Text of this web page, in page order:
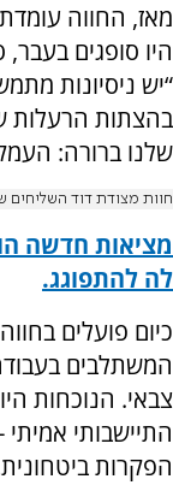
מאז, החווה
היו סופגים
“יש ניסיונות
בהצתות הרעלות
שלנו ברורה:
חוות מצודת דוד השליחים
מציאות חדשה
לה להתפוגג.
כיום פועלים
המשתלבים
צבאי. הנוכחות
התיישבותי
הפקרות